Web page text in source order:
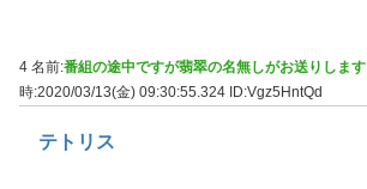
4 名前:番組の途中ですが翡翠の名無しがお送りします
時:2020/03/13(金) 09:30:55.324 ID:Vgz5HntQd
テトリス